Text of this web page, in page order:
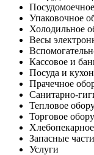
Упаковочное
Холодильное
Весы
Кассовое и
Посуда и
Прачечное
Санитарно-
Тепловое
Торговое
Запасные части
Услуги